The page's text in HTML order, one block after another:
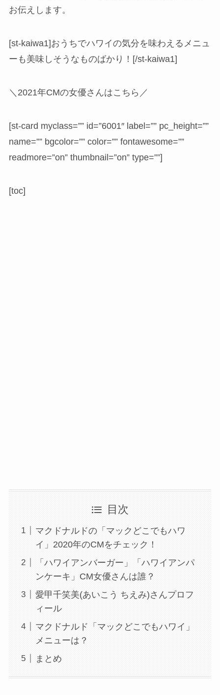
お伝えします。
[st-kaiwa1]おうちでハワイの気分を味わえるメニュ
ーも美味しそうなものばかり！[/st-kaiwa1]
＼2021年CMの女優さんはこちら／
[st-card myclass=”” id=”6001″ label=”” pc_height=””
name=”” bgcolor=”” color=”” fontawesome=””
readmore=”on” thumbnail=”on” type=””]
[toc]
目次
マクドナルドの「マックどこでもハワ
イ」2020年のCMをチェック！
「ハワイアンバーガー」「ハワイアンパ
ンケーキ」CM女優さんは誰？
愛甲千笑美(あいこう ちえみ)さんプロフ
ィール
マクドナルド「マックどこでもハワイ」
メニューは？
まとめ